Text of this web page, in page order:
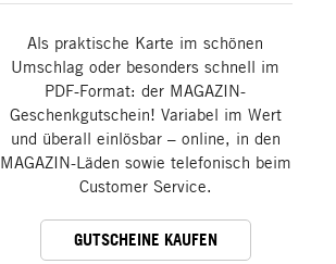
Als praktische Karte im schönen
Umschlag oder besonders schnell im
PDF-Format: der MAGAZIN-
Geschenkgutschein! Variabel im Wert
und überall einlösbar – online, in den
MAGAZIN-Läden sowie telefonisch beim
Customer Service.
GUTSCHEINE KAUFEN